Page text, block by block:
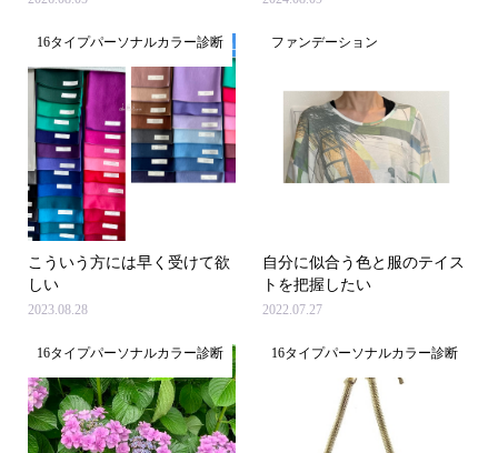
16タイプパーソナルカラー診断
こういう方には早く受けて欲
しい
2023.08.28
ファンデーション
自分に似合う色と服のテイス
トを把握したい
2022.07.27
16タイプパーソナルカラー診断 16タイプパーソナルカラー診断